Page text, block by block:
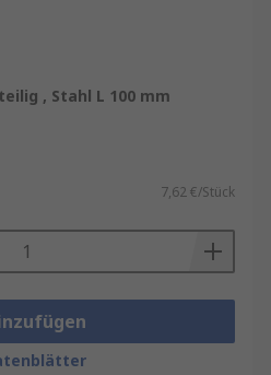
, Stahl L 100 mm
7,62 €/Stück